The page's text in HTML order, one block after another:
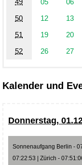
49
05 06
50
12 13
51
19 20
52
26 27
Kalender und
Donnerstag,
Sonnenaufgang Berlin -
07:22:53 | Zürich -